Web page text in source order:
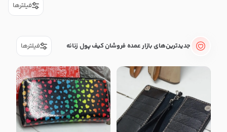
فیلترها
جدیدترین‌های بازار عمده فروشان کیف پول زنانه فیلترها